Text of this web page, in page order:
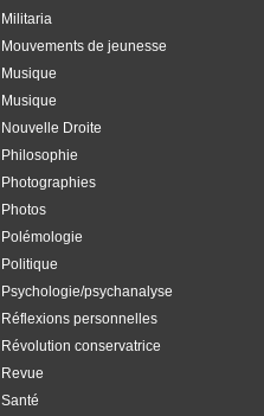
Militaria
Mouvements de jeunesse
Musique
Musique
Nouvelle Droite
Philosophie
Photographies
Photos
Polémologie
Politique
Psychologie/psychanalyse
Réflexions personnelles
Révolution conservatrice
Revue
Santé